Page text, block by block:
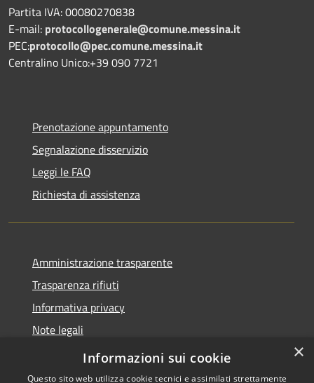
Partita IVA: 00080270838
E-mail: protocollogenerale@comune.messina.it
PEC:protocollo@pec.comune.messina.it
Centralino Unico:+39 090 7721
Prenotazione appuntamento
Segnalazione disservizio
Leggi le FAQ
Richiesta di assistenza
Amministrazione trasparente
Trasparenza rifiuti
Informativa privacy
Note legali
Dichiarazione di accessibilità
×
Informazioni sui cookie
Questo sito web utilizza cookie tecnici e assimilati strettamente